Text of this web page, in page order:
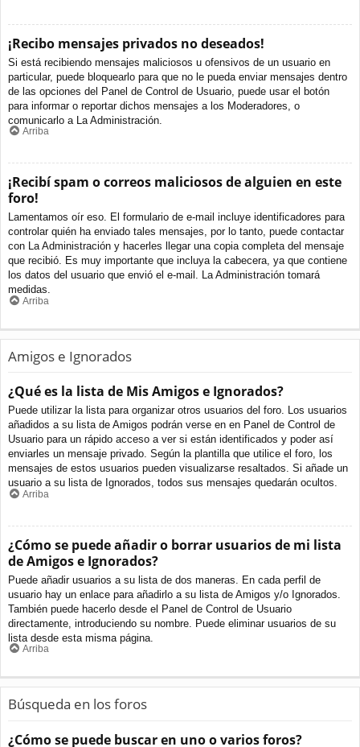
¡Recibo mensajes privados no deseados!
Si está recibiendo mensajes maliciosos u ofensivos de un usuario en
particular, puede bloquearlo para que no le pueda enviar mensajes dentro
de las opciones del Panel de Control de Usuario, puede usar el botón
para informar o reportar dichos mensajes a los Moderadores, o
comunicarlo a La Administración.
Arriba
¡Recibí spam o correos maliciosos de alguien en este
foro!
Lamentamos oír eso. El formulario de e-mail incluye identificadores para
controlar quién ha enviado tales mensajes, por lo tanto, puede contactar
con La Administración y hacerles llegar una copia completa del mensaje
que recibió. Es muy importante que incluya la cabecera, ya que contiene
los datos del usuario que envió el e-mail. La Administración tomará
medidas.
Arriba
Amigos e Ignorados
¿Qué es la lista de Mis Amigos e Ignorados?
Puede utilizar la lista para organizar otros usuarios del foro. Los usuarios
añadidos a su lista de Amigos podrán verse en en Panel de Control de
Usuario para un rápido acceso a ver si están identificados y poder así
enviarles un mensaje privado. Según la plantilla que utilice el foro, los
mensajes de estos usuarios pueden visualizarse resaltados. Si añade un
usuario a su lista de Ignorados, todos sus mensajes quedarán ocultos.
Arriba
¿Cómo se puede añadir o borrar usuarios de mi lista
de Amigos e Ignorados?
Puede añadir usuarios a su lista de dos maneras. En cada perfil de
usuario hay un enlace para añadirlo a su lista de Amigos y/o Ignorados.
También puede hacerlo desde el Panel de Control de Usuario
directamente, introduciendo su nombre. Puede eliminar usuarios de su
lista desde esta misma página.
Arriba
Búsqueda en los foros
¿Cómo se puede buscar en uno o varios foros?